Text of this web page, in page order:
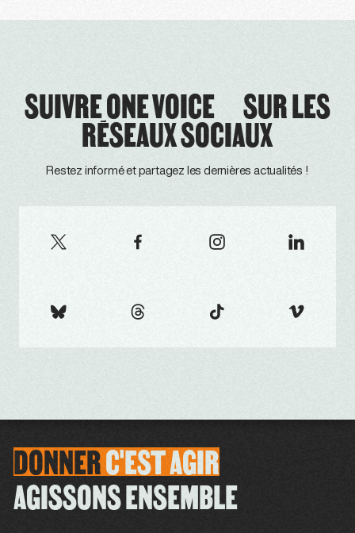
SUIVRE ONE VOICE SUR LES
RÉSEAUX SOCIAUX
Restez informé et partagez les dernières actualités !
DONNERC'ESTAGIR
AGISSONS ENSEMBLE